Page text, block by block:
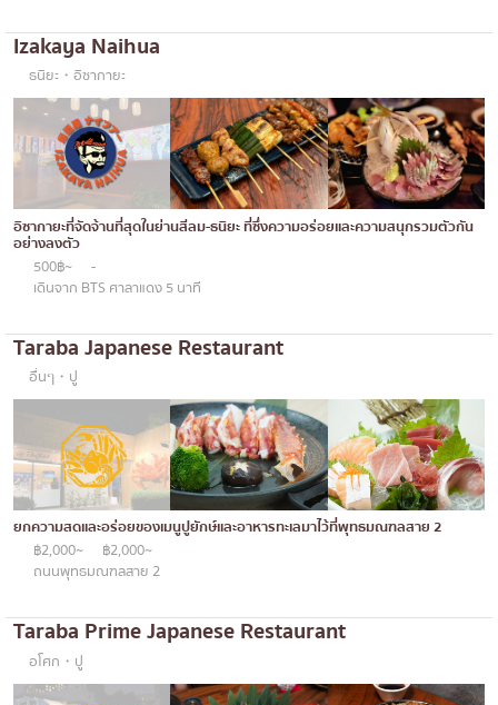
Izakaya Naihua
ธนิยะ・อิซากายะ
อิซากายะที่จัดจ้านที่สุดในย่านสีลม-ธนิยะ ที่ซึ่งความอร่อยและความสนุกรวมตัวกัน
อย่างลงตัว
500฿~
-
เดินจาก BTS ศาลาแดง 5 นาที
Taraba Japanese Restaurant
อื่นๆ・ปู
ยกความสดและอร่อยของเมนูปูยักษ์และอาหารทะเลมาไว้ที่พุทธมณฑลสาย 2
฿2,000~
฿2,000~
ถนนพุทธมณฑลสาย 2
Taraba Prime Japanese Restaurant
อโศก・ปู